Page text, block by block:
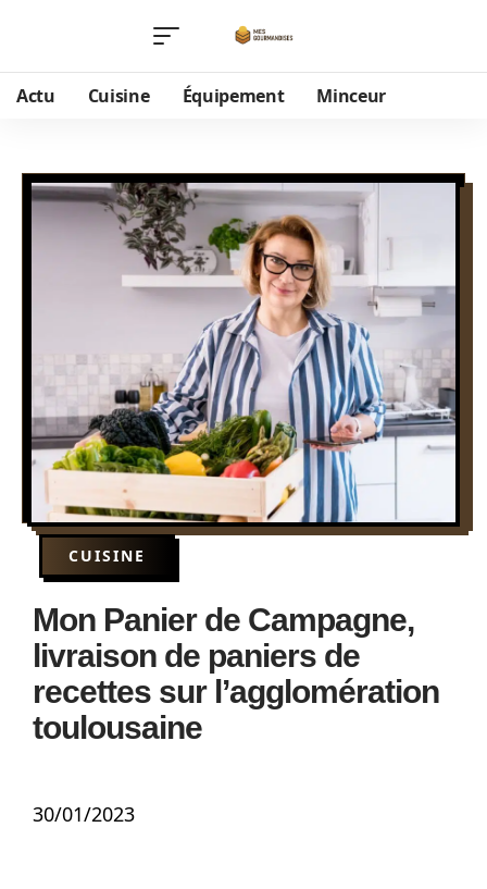
Actu Cuisine Équipement Minceur
CUISINE
Mon Panier de Campagne,
livraison de paniers de
recettes sur l’agglomération
toulousaine
30/01/2023